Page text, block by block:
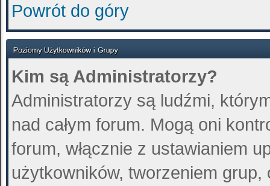
Powrót do góry
Kim są Administratorzy?
Administratorzy są ludźmi,
nad całym forum. Mogą oni
forum, włącznie z ustawianiem
użytkowników, tworzeniem